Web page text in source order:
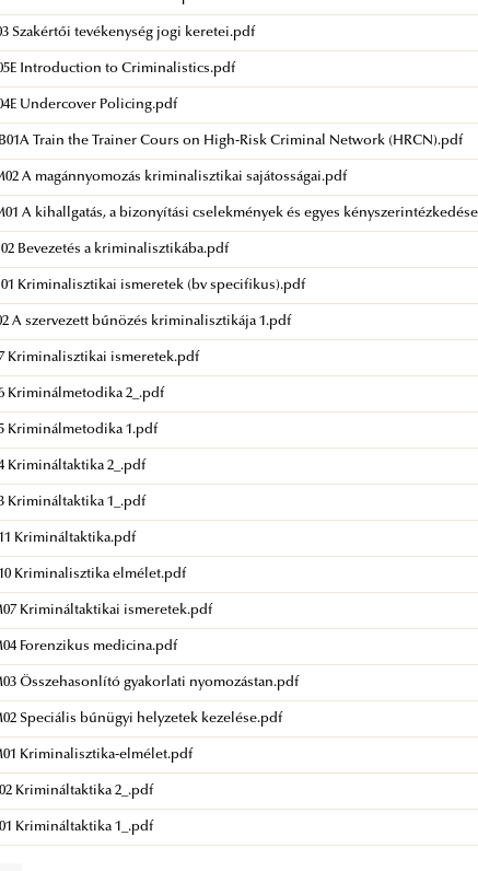
Szakértői tevékenység jogi keretei.pdf
Introduction to Criminalistics.pdf
Undercover Policing.pdf
Train the Trainer Cours on High-Risk Criminal Network (HRCN).pdf
A magánnyomozás kriminalisztikai sajátosságai.pdf
A kihallgatás, a bizonyítási cselekmények és egyes
Bevezetés a kriminalisztikába.pdf
Kriminalisztikai ismeretek (bv specifikus).pdf
A szervezett bűnözés kriminalisztikája 1.pdf
Kriminalisztikai ismeretek.pdf
Kriminálmetodika 2_.pdf
Kriminálmetodika 1.pdf
Krimináltaktika 2_.pdf
Krimináltaktika 1_.pdf
Krimináltaktika.pdf
Kriminalisztika elmélet.pdf
Krimináltaktikai ismeretek.pdf
Forenzikus medicina.pdf
Összehasonlító gyakorlati nyomozástan.pdf
Speciális bűnügyi helyzetek kezelése.pdf
Kriminalisztika-elmélet.pdf
Krimináltaktika 2_.pdf
Krimináltaktika 1_.pdf